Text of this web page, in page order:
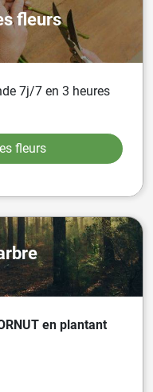
fleurs
7j/7 en 3 heures
fleurs
en plantant